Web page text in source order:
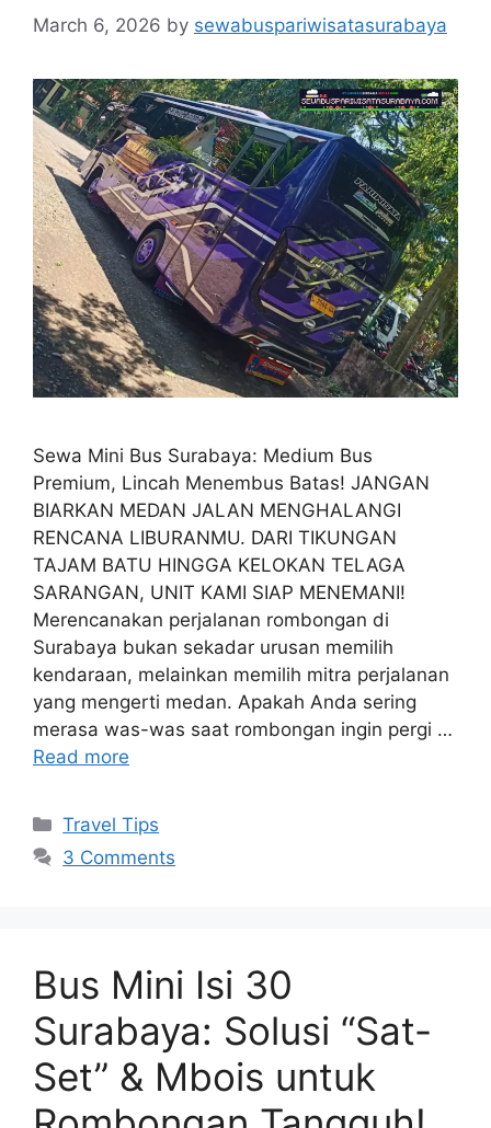
March 6, 2026 by sewabuspariwisatasurabaya
Sewa Mini Bus Surabaya: Medium Bus
Premium, Lincah Menembus Batas! JANGAN
BIARKAN MEDAN JALAN MENGHALANGI
RENCANA LIBURANMU. DARI TIKUNGAN
TAJAM BATU HINGGA KELOKAN TELAGA
SARANGAN, UNIT KAMI SIAP MENEMANI!
Merencanakan perjalanan rombongan di
Surabaya bukan sekadar urusan memilih
kendaraan, melainkan memilih mitra perjalanan
yang mengerti medan. Apakah Anda sering
merasa was-was saat rombongan ingin pergi …
Read more
Travel Tips
3 Comments
Bus Mini Isi 30
Surabaya: Solusi “Sat-
Set” & Mbois untuk